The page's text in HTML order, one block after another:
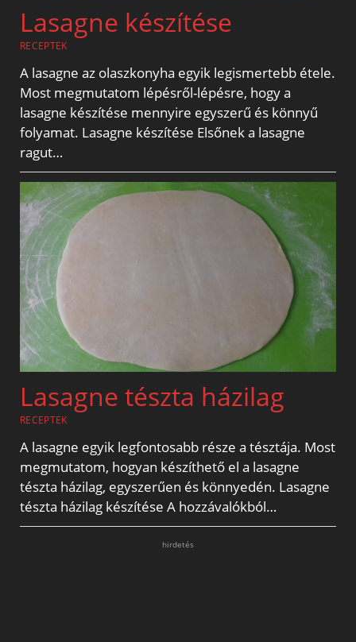
Lasagne készítése
RECEPTEK
A lasagne az olaszkonyha egyik legismertebb étele.
Most megmutatom lépésről-lépésre, hogy a
lasagne készítése mennyire egyszerű és könnyű
folyamat. Lasagne készítése Elsőnek a lasagne
ragut…
Lasagne tészta házilag
RECEPTEK
A lasagne egyik legfontosabb része a tésztája. Most
megmutatom, hogyan készíthető el a lasagne
tészta házilag, egyszerűen és könnyedén. Lasagne
tészta házilag készítése A hozzávalókból…
hirdetés